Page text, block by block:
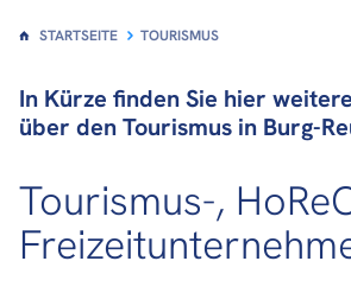
STARTSEITE TOURISMUS
In Kürze finden Sie hier
über den Tourismus in Burg-
Tourismus-,